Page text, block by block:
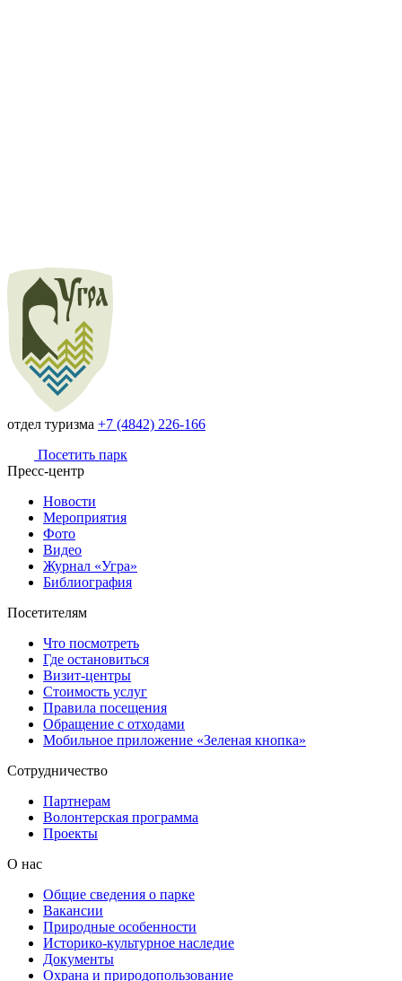
отдел туризма +7 (4842) 226-166
Посетить парк
Пресс-центр
Новости
Мероприятия
Фото
Видео
Журнал «Угра»
Библиография
Посетителям
Что посмотреть
Где остановиться
Визит-центры
Стоимость услуг
Правила посещения
Обращение с отходами
Мобильное приложение «Зеленая кнопка»
Сотрудничество
Партнерам
Волонтерская программа
Проекты
О нас
Общие сведения о парке
Вакансии
Природные особенности
Историко-культурное наследие
Документы
Охрана и природопользование